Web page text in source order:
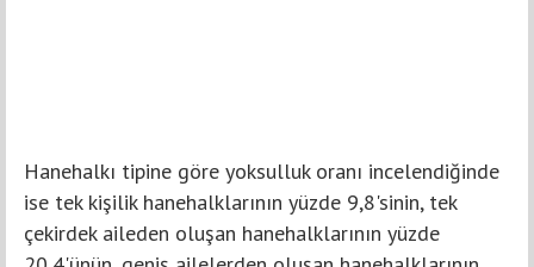
Hanehalkı tipine göre yoksulluk oranı incelendiğinde
ise tek kişilik hanehalklarının yüzde 9,8'sinin, tek
çekirdek aileden oluşan hanehalklarının yüzde